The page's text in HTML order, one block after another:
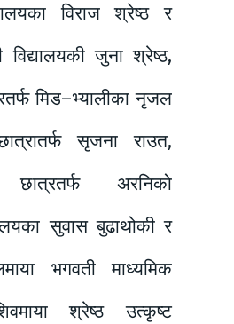
विराज श्रेष्ठ र
विद्यालयकी जुना श्रेष्ठ,
मिड–भ्यालीका नृजल
सृजना राउत,
छात्रतर्फ अरनिको
सुवास बुढाथोकी र
भगवती माध्यमिक
श्रेष्ठ उत्कृष्ट